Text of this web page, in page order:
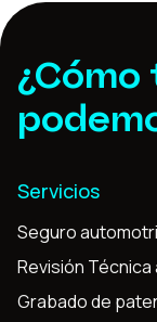
¿Cómo
Servicios
Seguro
Revisión Técnica
Grabado de